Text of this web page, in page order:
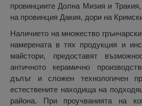
провинциите Долна Мизия и
на провинция Дакия, дори на
Наличието на множество
намерената в тях продукция и
майстори, предоставят
античното керамично
дълъг и сложен технологичен
естествените находища на
района. При проучванията на